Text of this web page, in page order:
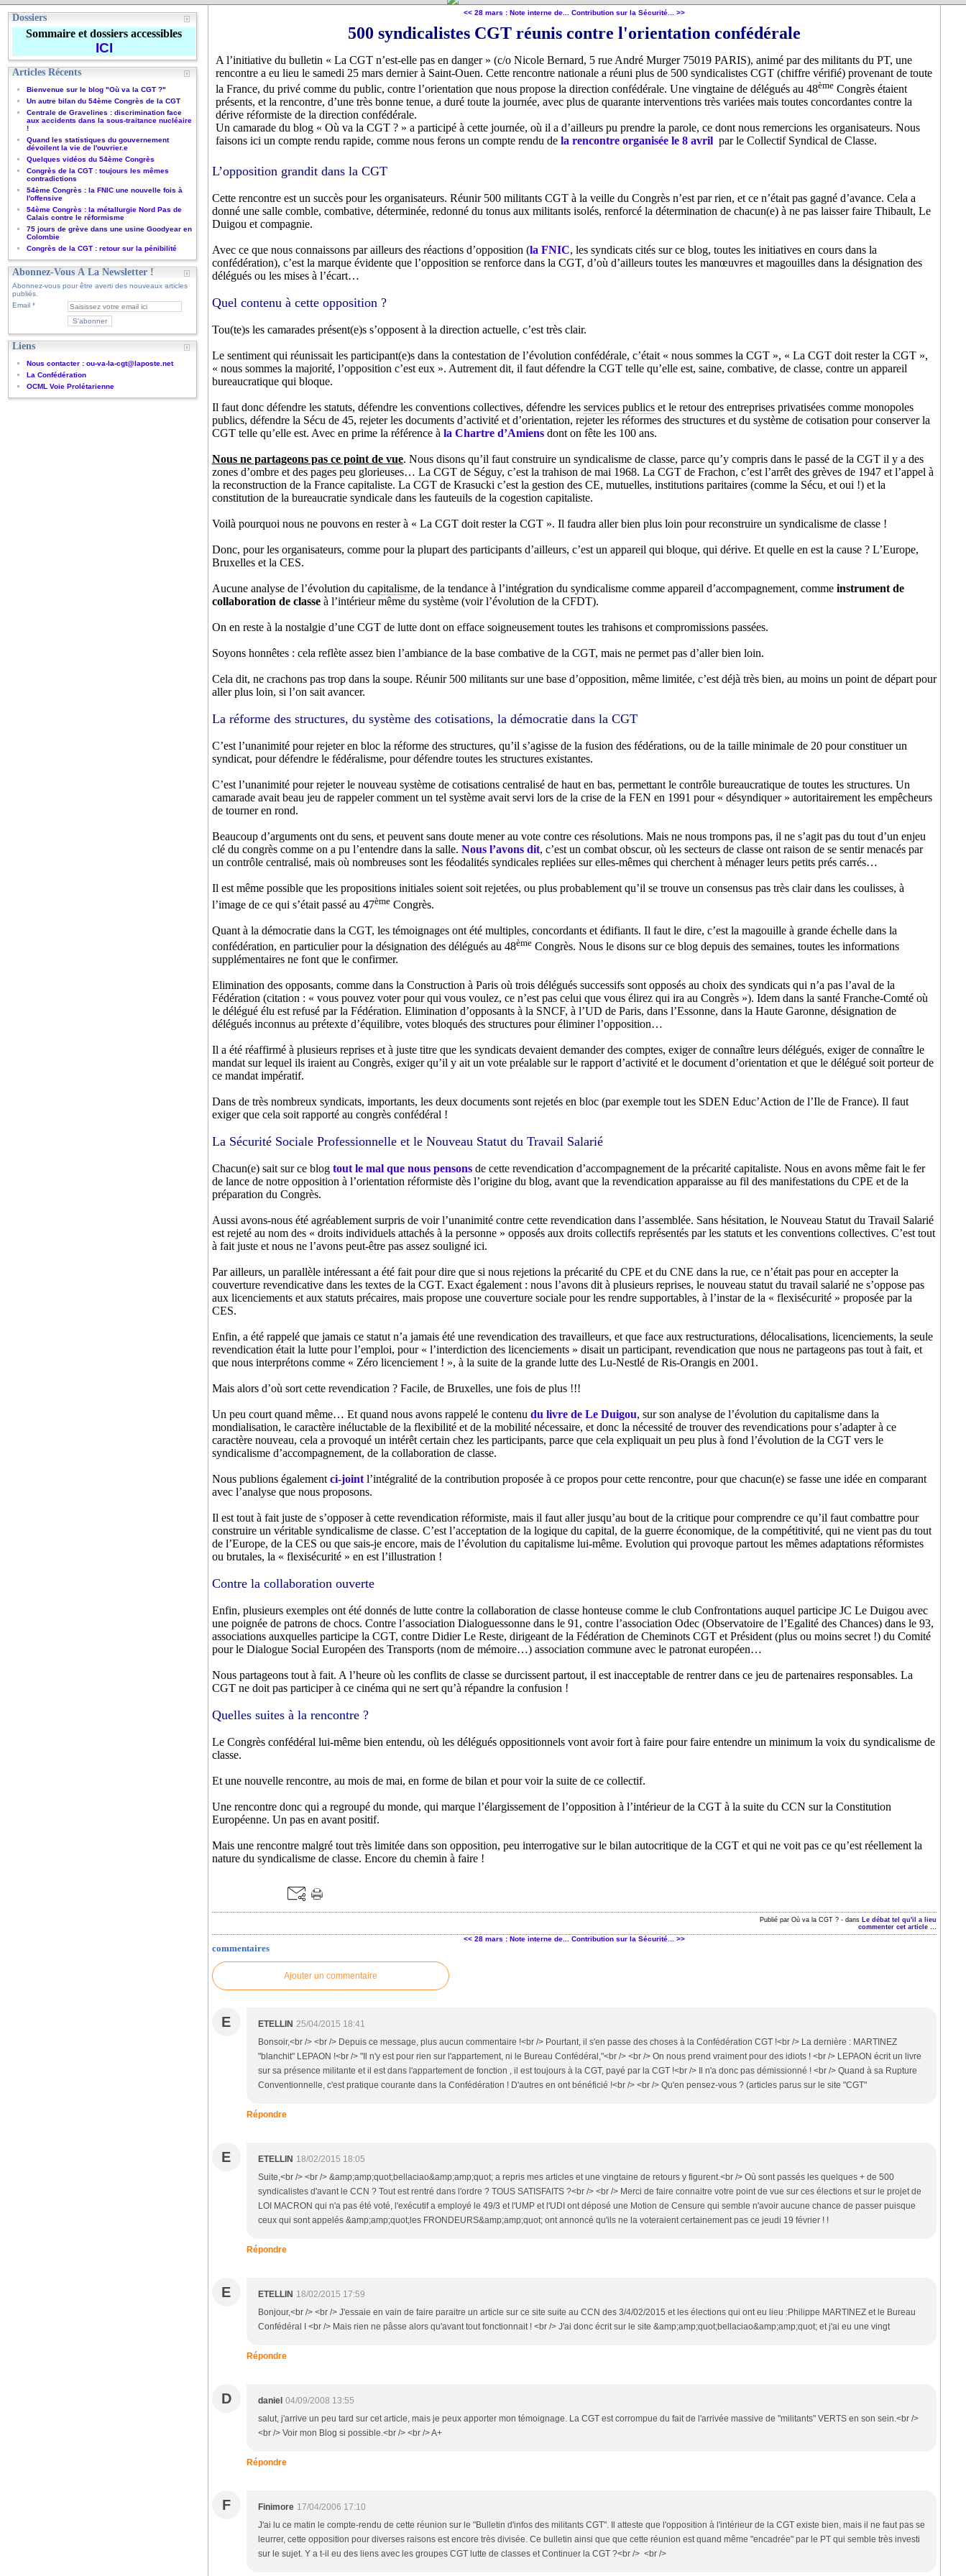
Dossiers
Sommaire et dossiers accessibles
ICI
Articles Récents
Bienvenue sur le blog "Où va la CGT ?"
Un autre bilan du 54ème Congrès de la CGT
Centrale de Gravelines : discrimination face
aux accidents dans la sous-traitance nucléaire
!
Quand les statistiques du gouvernement
dévoilent la vie de l'ouvrier.e
Quelques vidéos du 54ème Congrès
Congrès de la CGT : toujours les mêmes
contradictions
54ème Congrès : la FNIC une nouvelle fois à
l'offensive
54ème Congrès : la métallurgie Nord Pas de
Calais contre le réformisme
75 jours de grève dans une usine Goodyear en
Colombie
Congrès de la CGT : retour sur la pénibilité
Abonnez-Vous À La Newsletter !
Abonnez-vous pour être averti des nouveaux articles
publiés.
Email
Liens
Nous contacter : ou-va-la-cgt@laposte.net
La Confédération
OCML Voie Prolétarienne
<< 28 mars : Note interne de... Contribution sur la Sécurité... >>
500 syndicalistes CGT réunis contre l'orientation confédérale
A l’initiative du bulletin « La CGT n’est-elle pas en danger » (c/o Nicole Bernard, 5 rue André Murger 75019 PARIS), animé par des militants du PT, une
rencontre a eu lieu le samedi 25 mars dernier à Saint-Ouen. Cette rencontre nationale a réuni plus de 500 syndicalistes CGT (chiffre vérifié) provenant de toute
la France, du privé comme du public, contre l’orientation que nous propose la direction confédérale. Une vingtaine de délégués au 48èmeCongrès étaient
présents, et la rencontre, d’une très bonne tenue, a duré toute la journée, avec plus de quarante interventions très variées mais toutes concordantes contre la
dérive réformiste de la direction confédérale.
Un camarade du blog « Où va la CGT ? » a participé à cette journée, où il a d’ailleurs pu prendre la parole, ce dont nous remercions les organisateurs. Nous
faisons ici un compte rendu rapide, comme nous ferons un compte rendu de la rencontre organisée le 8 avrilpar le Collectif Syndical de Classe.
L’opposition grandit dans la CGT
Cette rencontre est un succès pour les organisateurs. Réunir 500 militants CGT à la veille du Congrès n’est par rien, et ce n’était pas gagné d’avance. Cela a
donné une salle comble, combative, déterminée, redonné du tonus aux militants isolés, renforcé la détermination de chacun(e) à ne pas laisser faire Thibault, Le
Duigou et compagnie.
Avec ce que nous connaissons par ailleurs des réactions d’opposition (la FNIC, les syndicats cités sur ce blog, toutes les initiatives en cours dans la
confédération), c’est la marque évidente que l’opposition se renforce dans la CGT, d’où d’ailleurs toutes les manœuvres et magouilles dans la désignation des
délégués ou les mises à l’écart…
Quel contenu à cette opposition ?
Tou(te)s les camarades présent(e)s s’opposent à la direction actuelle, c’est très clair.
Le sentiment qui réunissait les participant(e)s dans la contestation de l’évolution confédérale, c’était « nous sommes la CGT », « La CGT doit rester la CGT »,
« nous sommes la majorité, l’opposition c’est eux ». Autrement dit, il faut défendre la CGT telle qu’elle est, saine, combative, de classe, contre un appareil
bureaucratique qui bloque.
Il faut donc défendre les statuts, défendre les conventions collectives, défendre les services publicset le retour des entreprises privatisées comme monopoles
publics, défendre la Sécu de 45, rejeter les documents d’activité et d’orientation, rejeter les réformes des structures et du système de cotisation pour conserver la
CGT telle qu’elle est. Avec en prime la référence à la Chartre d’Amiensdont on fête les 100 ans.
Nous ne partageons pas ce point de vue. Nous disons qu’il faut construire un syndicalisme de classe, parce qu’y compris dans le passé de la CGT il y a des
zones d’ombre et des pages peu glorieuses… La CGT de Séguy, c’est la trahison de mai 1968. La CGT de Frachon, c’est l’arrêt des grèves de 1947 et l’appel à
la reconstruction de la France capitaliste. La CGT de Krasucki c’est la gestion des CE, mutuelles, institutions paritaires (comme la Sécu, et oui !) et la
constitution de la bureaucratie syndicale dans les fauteuils de la cogestion capitaliste.
Voilà pourquoi nous ne pouvons en rester à « La CGT doit rester la CGT ». Il faudra aller bien plus loin pour reconstruire un syndicalisme de classe !
Donc, pour les organisateurs, comme pour la plupart des participants d’ailleurs, c’est un appareil qui bloque, qui dérive. Et quelle en est la cause ? L’Europe,
Bruxelles et la CES.
Aucune analyse de l’évolution du capitalisme, de la tendance à l’intégration du syndicalisme comme appareil d’accompagnement, comme instrument de
collaboration de classeà l’intérieur même du système (voir l’évolution de la CFDT).
On en reste à la nostalgie d’une CGT de lutte dont on efface soigneusement toutes les trahisons et compromissions passées.
Soyons honnêtes : cela reflète assez bien l’ambiance de la base combative de la CGT, mais ne permet pas d’aller bien loin.
Cela dit, ne crachons pas trop dans la soupe. Réunir 500 militants sur une base d’opposition, même limitée, c’est déjà très bien, au moins un point de départ pour
aller plus loin, si l’on sait avancer.
La réforme des structures, du système des cotisations, la démocratie dans la CGT
C’est l’unanimité pour rejeter en bloc la réforme des structures, qu’il s’agisse de la fusion des fédérations, ou de la taille minimale de 20 pour constituer un
syndicat, pour défendre le fédéralisme, pour défendre toutes les structures existantes.
C’est l’unanimité pour rejeter le nouveau système de cotisations centralisé de haut en bas, permettant le contrôle bureaucratique de toutes les structures. Un
camarade avait beau jeu de rappeler comment un tel système avait servi lors de la crise de la FEN en 1991 pour « désyndiquer » autoritairement les empêcheurs
de tourner en rond.
Beaucoup d’arguments ont du sens, et peuvent sans doute mener au vote contre ces résolutions. Mais ne nous trompons pas, il ne s’agit pas du tout d’un enjeu
clé du congrès comme on a pu l’entendre dans la salle. Nous l’avons dit, c’est un combat obscur, où les secteurs de classe ont raison de se sentir menacés par
un contrôle centralisé, mais où nombreuses sont les féodalités syndicales repliées sur elles-mêmes qui cherchent à ménager leurs petits prés carrés…
Il est même possible que les propositions initiales soient soit rejetées, ou plus probablement qu’il se trouve un consensus pas très clair dans les coulisses, à
l’image de ce qui s’était passé au 47èmeCongrès.
Quant à la démocratie dans la CGT, les témoignages ont été multiples, concordants et édifiants. Il faut le dire, c’est la magouille à grande échelle dans la
confédération, en particulier pour la désignation des délégués au 48èmeCongrès. Nous le disons sur ce blog depuis des semaines, toutes les informations
supplémentaires ne font que le confirmer.
Elimination des opposants, comme dans la Construction à Paris où trois délégués successifs sont opposés au choix des syndicats qui n’a pas l’aval de la
Fédération (citation : « vous pouvez voter pour qui vous voulez, ce n’est pas celui que vous élirez qui ira au Congrès »). Idem dans la santé Franche-Comté où
le délégué élu est refusé par la Fédération. Elimination d’opposants à la SNCF, à l’UD de Paris, dans l’Essonne, dans la Haute Garonne, désignation de
délégués inconnus au prétexte d’équilibre, votes bloqués des structures pour éliminer l’opposition…
Il a été réaffirmé à plusieurs reprises et à juste titre que les syndicats devaient demander des comptes, exiger de connaître leurs délégués, exiger de connaître le
mandat sur lequel ils iraient au Congrès, exiger qu’il y ait un vote préalable sur le rapport d’activité et le document d’orientation et que le délégué soit porteur de
ce mandat impératif.
Dans de très nombreux syndicats, importants, les deux documents sont rejetés en bloc (par exemple tout les SDEN Educ’Action de l’Ile de France). Il faut
exiger que cela soit rapporté au congrès confédéral !
La Sécurité Sociale Professionnelle et le Nouveau Statut du Travail Salarié
Chacun(e) sait sur ce blog tout le mal que nous pensonsde cette revendication d’accompagnement de la précarité capitaliste. Nous en avons même fait le fer
de lance de notre opposition à l’orientation réformiste dès l’origine du blog, avant que la revendication apparaisse au fil des manifestations du CPE et de la
préparation du Congrès.
Aussi avons-nous été agréablement surpris de voir l’unanimité contre cette revendication dans l’assemblée. Sans hésitation, le Nouveau Statut du Travail Salarié
est rejeté au nom des « droits individuels attachés à la personne » opposés aux droits collectifs représentés par les statuts et les conventions collectives. C’est tout
à fait juste et nous ne l’avons peut-être pas assez souligné ici.
Par ailleurs, un parallèle intéressant a été fait pour dire que si nous rejetions la précarité du CPE et du CNE dans la rue, ce n’était pas pour en accepter la
couverture revendicative dans les textes de la CGT. Exact également : nous l’avons dit à plusieurs reprises, le nouveau statut du travail salarié ne s’oppose pas
aux licenciements et aux statuts précaires, mais propose une couverture sociale pour les rendre supportables, à l’instar de la « flexisécurité » proposée par la
CES.
Enfin, a été rappelé que jamais ce statut n’a jamais été une revendication des travailleurs, et que face aux restructurations, délocalisations, licenciements, la seule
revendication était la lutte pour l’emploi, pour « l’interdiction des licenciements » disait un participant, revendication que nous ne partageons pas tout à fait, et
que nous interprétons comme « Zéro licenciement ! », à la suite de la grande lutte des Lu-Nestlé de Ris-Orangis en 2001.
Mais alors d’où sort cette revendication ? Facile, de Bruxelles, une fois de plus !!!
Un peu court quand même… Et quand nous avons rappelé le contenu du livre de Le Duigou, sur son analyse de l’évolution du capitalisme dans la
mondialisation, le caractère inéluctable de la flexibilité et de la mobilité nécessaire, et donc la nécessité de trouver des revendications pour s’adapter à ce
caractère nouveau, cela a provoqué un intérêt certain chez les participants, parce que cela expliquait un peu plus à fond l’évolution de la CGT vers le
syndicalisme d’accompagnement, de la collaboration de classe.
Nous publions également ci-jointl’intégralité de la contribution proposée à ce propos pour cette rencontre, pour que chacun(e) se fasse une idée en comparant
avec l’analyse que nous proposons.
Il est tout à fait juste de s’opposer à cette revendication réformiste, mais il faut aller jusqu’au bout de la critique pour comprendre ce qu’il faut combattre pour
construire un véritable syndicalisme de classe. C’est l’acceptation de la logique du capital, de la guerre économique, de la compétitivité, qui ne vient pas du tout
de l’Europe, de la CES ou que sais-je encore, mais de l’évolution du capitalisme lui-même. Evolution qui provoque partout les mêmes adaptations réformistes
ou brutales, la « flexisécurité » en est l’illustration !
Contre la collaboration ouverte
Enfin, plusieurs exemples ont été donnés de lutte contre la collaboration de classe honteuse comme le club Confrontations auquel participe JC Le Duigou avec
une poignée de patrons de chocs. Contre l’association Dialoguessonne dans le 91, contre l’association Odec (Observatoire de l’Egalité des Chances) dans le 93,
associations auxquelles participe la CGT, contre Didier Le Reste, dirigeant de la Fédération de Cheminots CGT et Président (plus ou moins secret !) du Comité
pour le Dialogue Social Européen des Transports (nom de mémoire…) association commune avec le patronat européen…
Nous partageons tout à fait. A l’heure où les conflits de classe se durcissent partout, il est inacceptable de rentrer dans ce jeu de partenaires responsables. La
CGT ne doit pas participer à ce cinéma qui ne sert qu’à répandre la confusion !
Quelles suites à la rencontre ?
Le Congrès confédéral lui-même bien entendu, où les délégués oppositionnels vont avoir fort à faire pour faire entendre un minimum la voix du syndicalisme de
classe.
Et une nouvelle rencontre, au mois de mai, en forme de bilan et pour voir la suite de ce collectif.
Une rencontre donc qui a regroupé du monde, qui marque l’élargissement de l’opposition à l’intérieur de la CGT à la suite du CCN sur la Constitution
Européenne. Un pas en avant positif.
Mais une rencontre malgré tout très limitée dans son opposition, peu interrogative sur le bilan autocritique de la CGT et qui ne voit pas ce qu’est réellement la
nature du syndicalisme de classe. Encore du chemin à faire !
Publié par Où va la CGT ? -dans
Le débat tel qu'il a lieu
commenter cet article
<< 28 mars : Note interne de... Contribution sur la Sécurité... >>
commentaires
Ajouter un commentaire
E ETELLIN 25/04/2015 18:41
Bonsoir,<br /> <br /> Depuis ce message, plus aucun commentaire !<br /> Pourtant, il s'en passe des choses à la Confédération CGT !<br /> La dernière : MARTINEZ
"blanchit" LEPAON !<br /> "Il n'y est pour rien sur l'appartement, ni le Bureau Confédéral,"<br /> <br /> On nous prend vraiment pour des idiots ! <br /> LEPAON écrit un livre
sur sa présence militante et il est dans l'appartement de fonction , il est toujours à la CGT, payé par la CGT !<br /> Il n'a donc pas démissionné ! <br /> Quand à sa Rupture
Conventionnelle, c'est pratique courante dans la Confédération ! D'autres en ont bénéficié !<br /> <br /> Qu'en pensez-vous ? (articles parus sur le site "CGT"
Répondre
E ETELLIN 18/02/2015 18:05
Suite,<br /> <br /> &amp;amp;quot;bellaciao&amp;amp;quot; a repris mes articles et une vingtaine de retours y figurent.<br /> Où sont passés les quelques + de 500
syndicalistes d'avant le CCN ? Tout est rentré dans l'ordre ? TOUS SATISFAITS ?<br /> <br /> Merci de faire connaitre votre point de vue sur ces élections et sur le projet de
LOI MACRON qui n'a pas été voté, l'exécutif a employé le 49/3 et l'UMP et l'UDI ont déposé une Motion de Censure qui semble n'avoir aucune chance de passer puisque
ceux qui sont appelés &amp;amp;quot;les FRONDEURS&amp;amp;quot; ont annoncé qu'ils ne la voteraient certainement pas ce jeudi 19 février ! !
Répondre
E ETELLIN 18/02/2015 17:59
Bonjour,<br /> <br /> J'essaie en vain de faire paraitre un article sur ce site suite au CCN des 3/4/02/2015 et les élections qui ont eu lieu :Philippe MARTINEZ et le Bureau
Confédéral I <br /> Mais rien ne pâsse alors qu'avant tout fonctionnait ! <br /> J'ai donc écrit sur le site &amp;amp;quot;bellaciao&amp;amp;quot; et j'ai eu une vingt
Répondre
D daniel 04/09/2008 13:55
salut, j'arrive un peu tard sur cet article, mais je peux apporter mon témoignage. La CGT est corrompue du fait de l'arrivée massive de "militants" VERTS en son sein.<br />
<br /> Voir mon Blog si possible.<br /> <br /> A+
Répondre
F Finimore 17/04/2006 17:10
J'ai lu ce matin le compte-rendu de cette réunion sur le "Bulletin d'infos des militants CGT". Il atteste que l'opposition à l'intérieur de la CGT existe bien, mais il ne faut pas se
leurrer, cette opposition pour diverses raisons est encore très divisée. Ce bulletin ainsi que que cette réunion est quand même "encadrée" par le PT qui semble très investi
sur le sujet. Y a t-il eu des liens avec les groupes CGT lutte de classes et Continuer la CGT ?<br /> <br />